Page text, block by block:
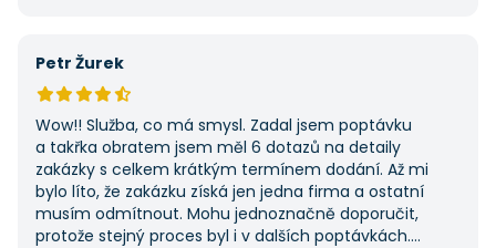
Petr Žurek
Wow!! Služba, co má smysl. Zadal jsem poptávku
a takřka obratem jsem měl 6 dotazů na detaily
zakázky s celkem krátkým termínem dodání. Až mi
bylo líto, že zakázku získá jen jedna firma a ostatní
musím odmítnout. Mohu jednoznačně doporučit,
protože stejný proces byl i v dalších poptávkách.